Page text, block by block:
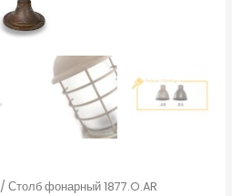
/ Столб фонарный 1877.O.AR